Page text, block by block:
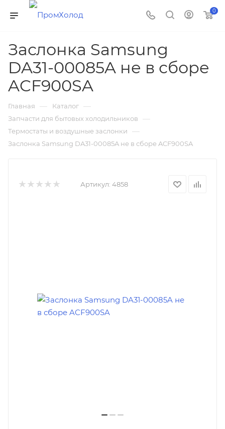
0
Заслонка Samsung
DA31-00085A не в сборе
ACF900SA
Главная — Каталог —
Запчасти для бытовых холодильников —
Термостаты и воздушные заслонки —
Заслонка Samsung DA31-00085A не в сборе ACF900SA
Артикул: 4858